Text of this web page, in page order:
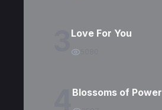
Love For You
Blossoms of Power